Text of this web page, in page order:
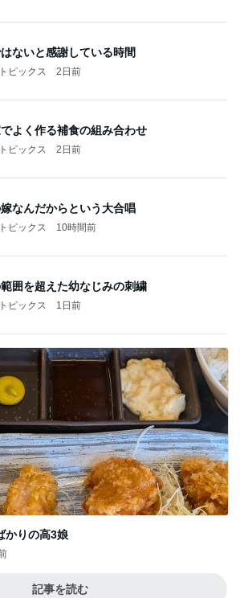
ないと感謝している時間
ピックス 2日前
よく作る補食の組み合わせ
ピックス 2日前
なんだからという大合唱
ピックス 10時間前
囲を超えた幼なじみの刺繍
ピックス 1日前
かりの高3娘
記事を読む